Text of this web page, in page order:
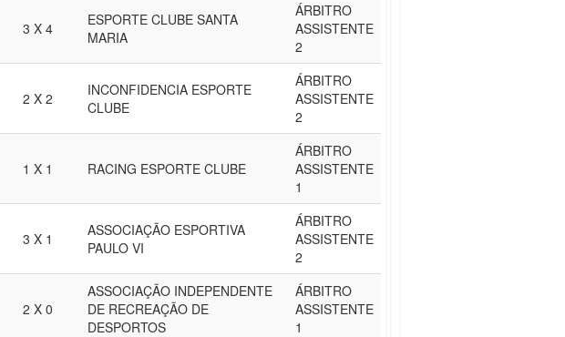
3 X 4
ESPORTE CLUBE SANTA
MARIA
ÁRBITRO
ASSISTENTE
2
2 X 2
INCONFIDENCIA ESPORTE
CLUBE
ÁRBITRO
ASSISTENTE
2
1 X 1 RACING ESPORTE CLUBE
ÁRBITRO
ASSISTENTE
1
3 X 1
ASSOCIAÇÃO ESPORTIVA
PAULO VI
ÁRBITRO
ASSISTENTE
2
2 X 0
ASSOCIAÇÃO INDEPENDENTE
DE RECREAÇÃO DE
DESPORTOS
ÁRBITRO
ASSISTENTE
1